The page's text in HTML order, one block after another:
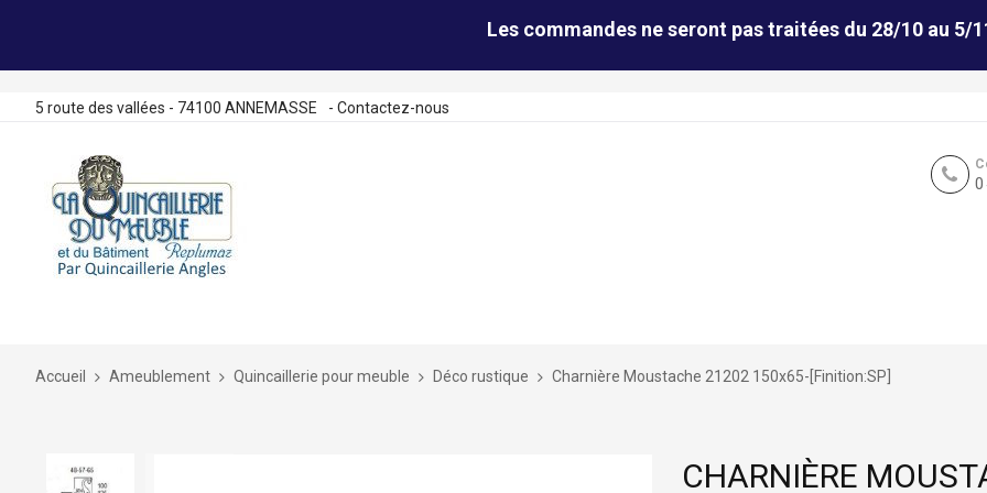
Les commandes ne seront pas traitées du 28/10 au 5/
5 route des vallées - 74100 ANNEMASSE - Contactez-nous
Accueil Ameublement Quincaillerie pour meuble Déco rustique Charnière Moustache 21202 150x65-[Finition:SP]
Skip
CHARNIÈRE